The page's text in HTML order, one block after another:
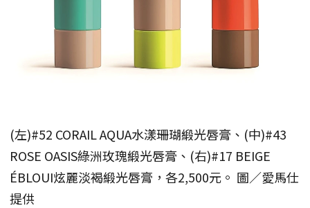
(左)#52 CORAIL AQUA水漾珊瑚緞光唇膏、(中)#43
ROSE OASIS綠洲玫瑰緞光唇膏、(右)#17 BEIGE
ÉBLOUI炫麗淡褐緞光唇膏，各2,500元。 圖／愛馬仕
提供